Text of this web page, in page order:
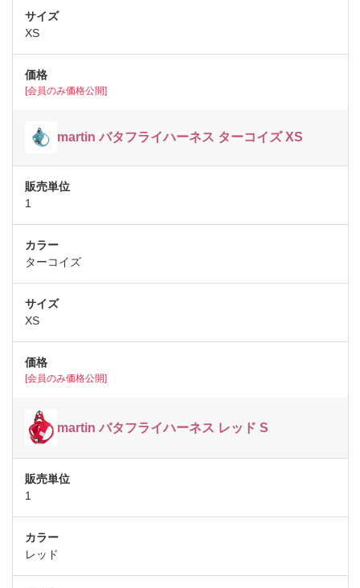
XS
[会員のみ価格公開]
martin バタフライハーネス ターコイズ XS
1
ターコイズ
XS
[会員のみ価格公開]
martin バタフライハーネス レッド S
1
レッド